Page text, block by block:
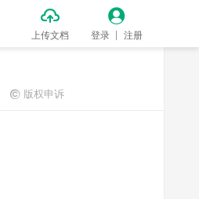

上传文档

登录 注册
 版权申诉